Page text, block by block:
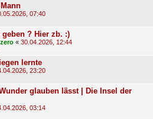
07:40
geben ? Hier zb. :)
« 30.04.2026, 12:44
lernte
23:20
glauben lässt | Die Insel der
03:14